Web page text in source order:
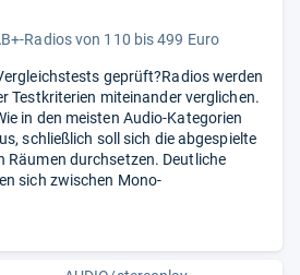
Radios von 110 bis 499 Euro
geprüft?Radios werden
Testkriterien miteinander verglichen.
in den meisten Audio-Kategorien
schließlich soll sich die abgespielte
Räumen durchsetzen. Deutliche
sich zwischen Mono-